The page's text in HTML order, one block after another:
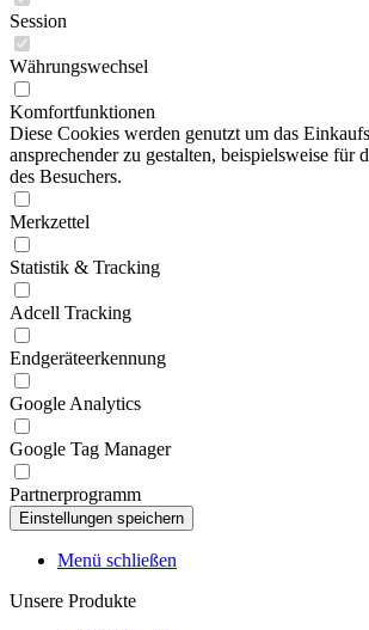
Session
Währungswechsel
Komfortfunktionen
Diese Cookies werden genutzt um das
ansprechender zu gestalten, beispielsweise für
des Besuchers.
Merkzettel
Statistik & Tracking
Adcell Tracking
Endgeräteerkennung
Google Analytics
Google Tag Manager
Partnerprogramm
Menü schließen
Unsere Produkte